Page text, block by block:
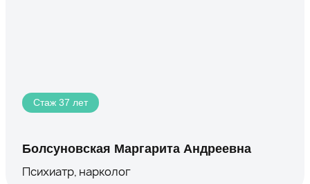
Стаж 37 лет
Болсуновская Маргарита Андреевна
Психиатр, нарколог